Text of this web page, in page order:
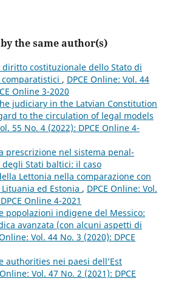
the same author(s)
costituzionale dello Stato di
, DPCE Online: Vol. 44
Online 3-2020
judiciary in the Latvian Constitution
to the circulation of legal models
55 No. 4 (2022): DPCE Online 4-
prescrizione nel sistema penal-
Stati baltici: il caso
Lettonia nella comparazione con
ed Estonia , DPCE Online: Vol.
Online 4-2021
popolazioni indigene del Messico:
avanzata (con alcuni aspetti di
Vol. 44 No. 3 (2020): DPCE
authorities nei paesi dell’Est
Vol. 47 No. 2 (2021): DPCE